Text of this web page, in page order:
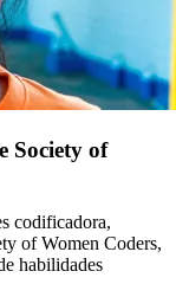
Society of
codificadora,
of Women Coders,
habilidades